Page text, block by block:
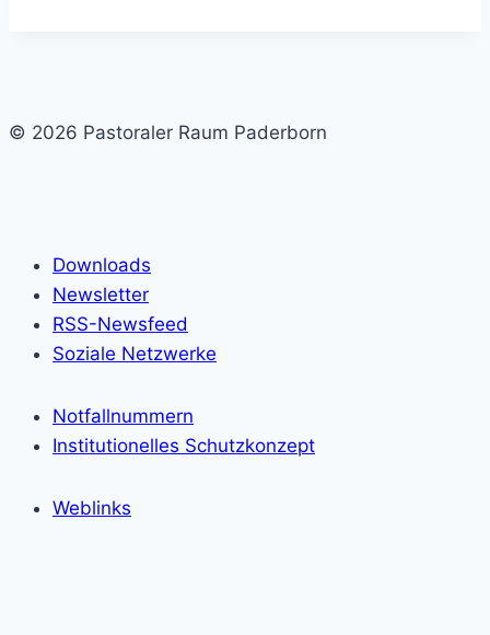
© 2026 Pastoraler Raum Paderborn
Downloads
Newsletter
RSS-Newsfeed
Soziale Netzwerke
Notfallnummern
Institutionelles Schutzkonzept
Weblinks